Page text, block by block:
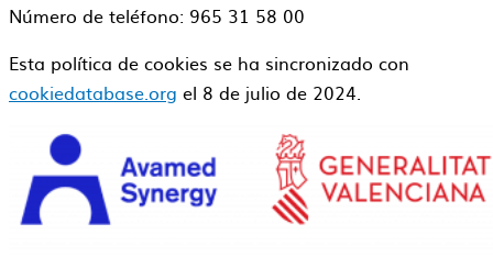
Número de teléfono: 965 31 58 00
Esta política de cookies se ha sincronizado con
cookiedatabase.org el 8 de julio de 2024.